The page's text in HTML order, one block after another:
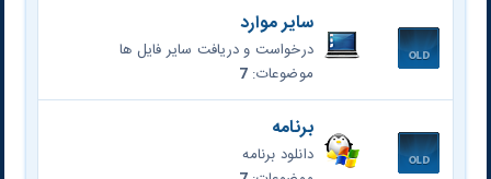
سایر موارد
درخواست و دریافت سایر فایل ها
موضوعات: 7
برنامه
دانلود برنامه